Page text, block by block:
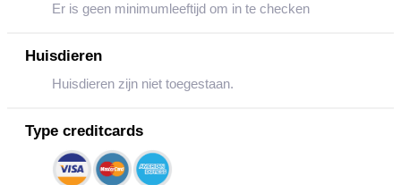
Er is geen minimumleeftijd om in te checken
Huisdieren
Huisdieren zijn niet toegestaan.
Type creditcards